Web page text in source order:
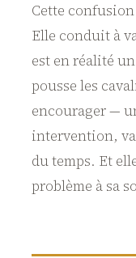
Cette confusion
Elle conduit à
est en réalité
pousse les
encourager —
intervention,
du temps. Et
problème à sa